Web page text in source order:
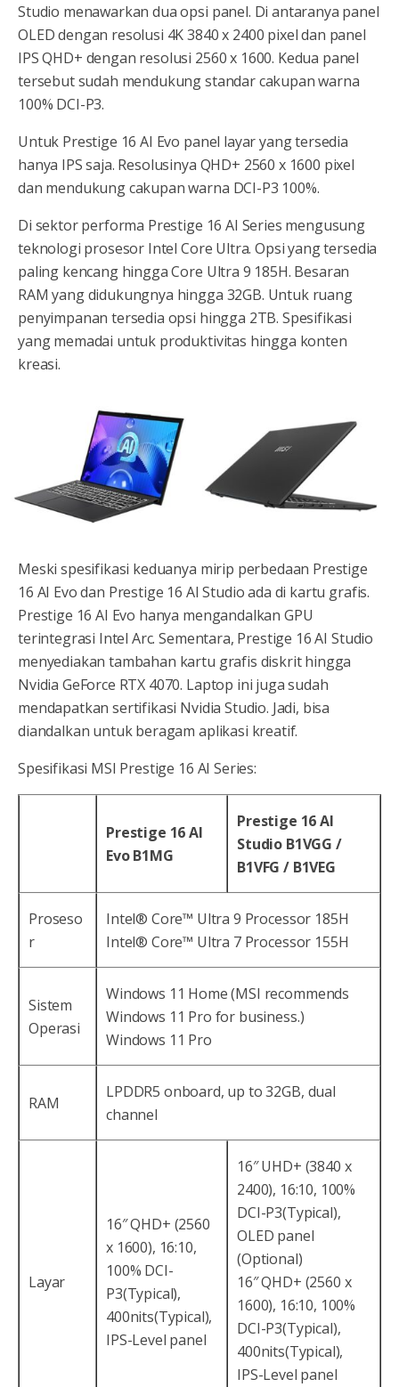
Studio menawarkan dua opsi panel. Di antaranya panel
OLED dengan resolusi 4K 3840 x 2400 pixel dan panel
IPS QHD+ dengan resolusi 2560 x 1600. Kedua panel
tersebut sudah mendukung standar cakupan warna
100% DCI-P3.
Untuk Prestige 16 AI Evo panel layar yang tersedia
hanya IPS saja. Resolusinya QHD+ 2560 x 1600 pixel
dan mendukung cakupan warna DCI-P3 100%.
Di sektor performa Prestige 16 AI Series mengusung
teknologi prosesor Intel Core Ultra. Opsi yang tersedia
paling kencang hingga Core Ultra 9 185H. Besaran
RAM yang didukungnya hingga 32GB. Untuk ruang
penyimpanan tersedia opsi hingga 2TB. Spesifikasi
yang memadai untuk produktivitas hingga konten
kreasi.
Meski spesifikasi keduanya mirip perbedaan Prestige
16 AI Evo dan Prestige 16 AI Studio ada di kartu grafis.
Prestige 16 AI Evo hanya mengandalkan GPU
terintegrasi Intel Arc. Sementara, Prestige 16 AI Studio
menyediakan tambahan kartu grafis diskrit hingga
Nvidia GeForce RTX 4070. Laptop ini juga sudah
mendapatkan sertifikasi Nvidia Studio. Jadi, bisa
diandalkan untuk beragam aplikasi kreatif.
Spesifikasi MSI Prestige 16 AI Series:
Prestige 16 AI
Evo B1MG
Prestige 16 AI
Studio B1VGG /
B1VFG / B1VEG
Proseso
r
Intel® Core™ Ultra 9 Processor 185H
Intel® Core™ Ultra 7 Processor 155H
Sistem
Operasi
Windows 11 Home (MSI recommends
Windows 11 Pro for business.)
Windows 11 Pro
RAM
LPDDR5 onboard, up to 32GB, dual
channel
Layar
16″ QHD+ (2560
x 1600), 16:10,
100% DCI-
P3(Typical),
400nits(Typical),
IPS-Level panel
16″ UHD+ (3840 x
2400), 16:10, 100%
DCI-P3(Typical),
OLED panel
(Optional)
16″ QHD+ (2560 x
1600), 16:10, 100%
DCI-P3(Typical),
400nits(Typical),
IPS-Level panel